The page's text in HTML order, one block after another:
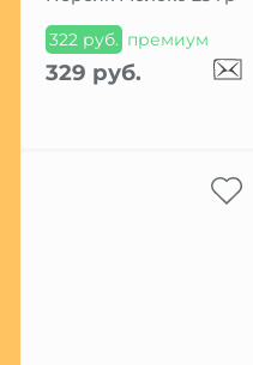
322 руб. премиум
329 руб.